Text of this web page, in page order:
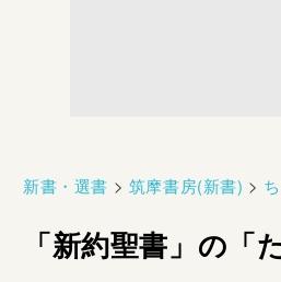
新書・選書 > 筑摩書房(新書) >
「新約聖書」の「